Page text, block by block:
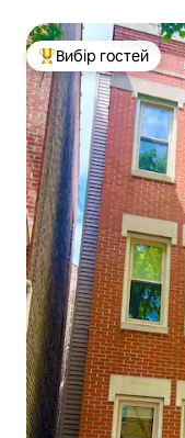
Топ вибір гостей
Вибір гостей